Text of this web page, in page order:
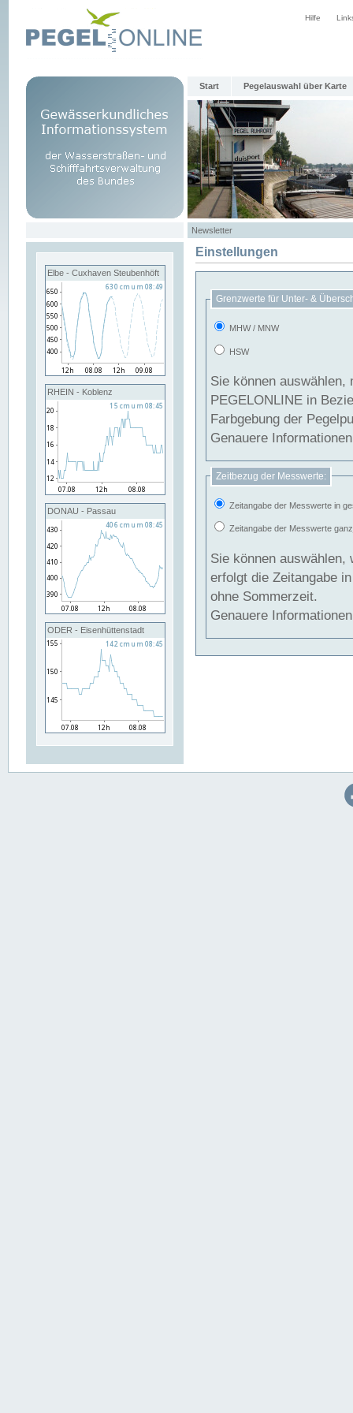
Hilfe
Start Pegelauswahl über Karte
Newsletter
Elbe - Cuxhaven Steubenhöft
RHEIN - Koblenz
DONAU - Passau
ODER - Eisenhüttenstadt
Einstellungen
Grenzwerte für Unter- &
MHW / MNW
HSW
Sie können
PEGELONLINE in Beziehung
Farbgebung der
Genauere
Zeitbezug der Messwerte:
Zeitangabe der Messwerte in
Zeitangabe der Messwerte
Sie können auswählen,
erfolgt die Zeitangabe
ohne Sommerzeit.
Genauere